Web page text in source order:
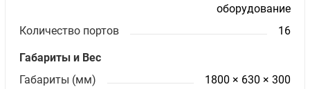
оборудование
Количество портов
16
Габариты и Вес
Габариты (мм)
1800 × 630 × 300